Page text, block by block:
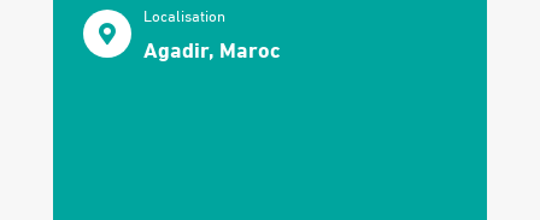
Localisation
Agadir, Maroc